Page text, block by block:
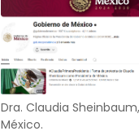
Dra. Claudia
México.